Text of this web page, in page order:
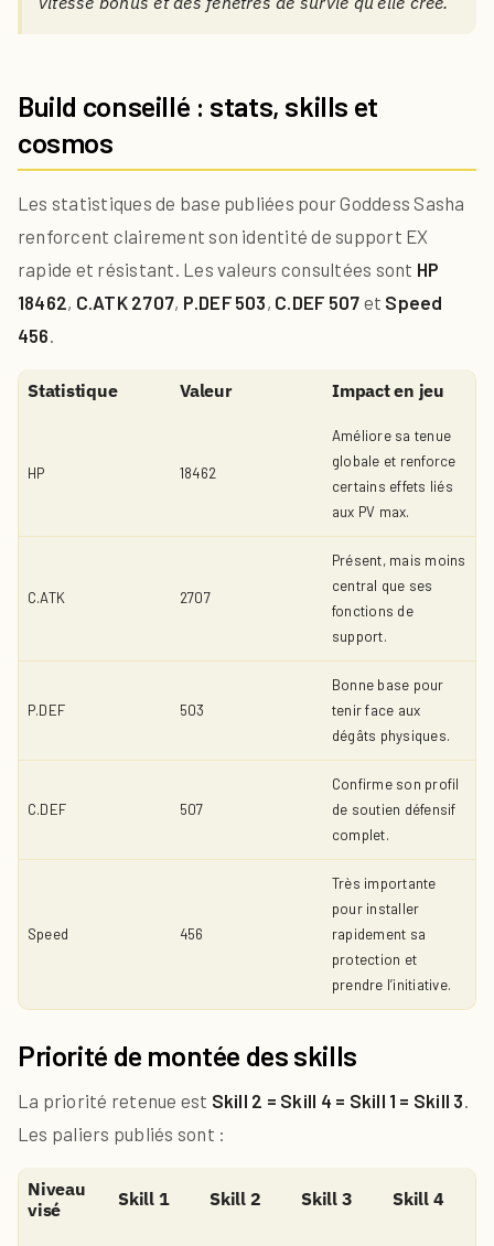
Build conseillé : stats, skills et
cosmos
Les statistiques de base publiées pour Goddess Sasha
renforcent clairement son identité de support EX
rapide et résistant. Les valeurs consultées sont HP
18462, C.ATK 2707, P.DEF 503, C.DEF 507 et Speed
456.
Statistique Valeur Impact en jeu
HP 18462
Améliore sa tenue
globale et renforce
certains effets liés
aux PV max.
C.ATK 2707
Présent, mais moins
central que ses
fonctions de
support.
P.DEF 503
Bonne base pour
tenir face aux
dégâts physiques.
C.DEF 507
Confirme son profil
de soutien défensif
complet.
Speed 456
Très importante
pour installer
rapidement sa
protection et
prendre l’initiative.
Priorité de montée des skills
La priorité retenue est Skill 2 = Skill 4 = Skill 1 = Skill 3.
Les paliers publiés sont :
Niveau
visé
Skill 1 Skill 2 Skill 3 Skill 4